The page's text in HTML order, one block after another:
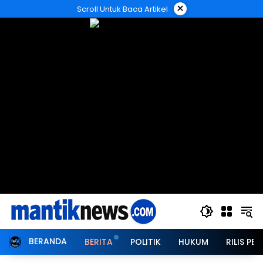
ke
Scroll Untuk Baca Artikel ×
BERANDA BERITA POLITIK HUKUM RILIS